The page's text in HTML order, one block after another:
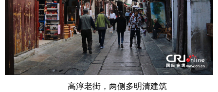
高淳老街，两侧多明清建筑